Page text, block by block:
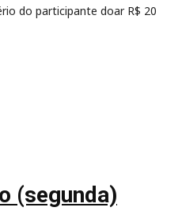
do participante doar R$ 20
(segunda)